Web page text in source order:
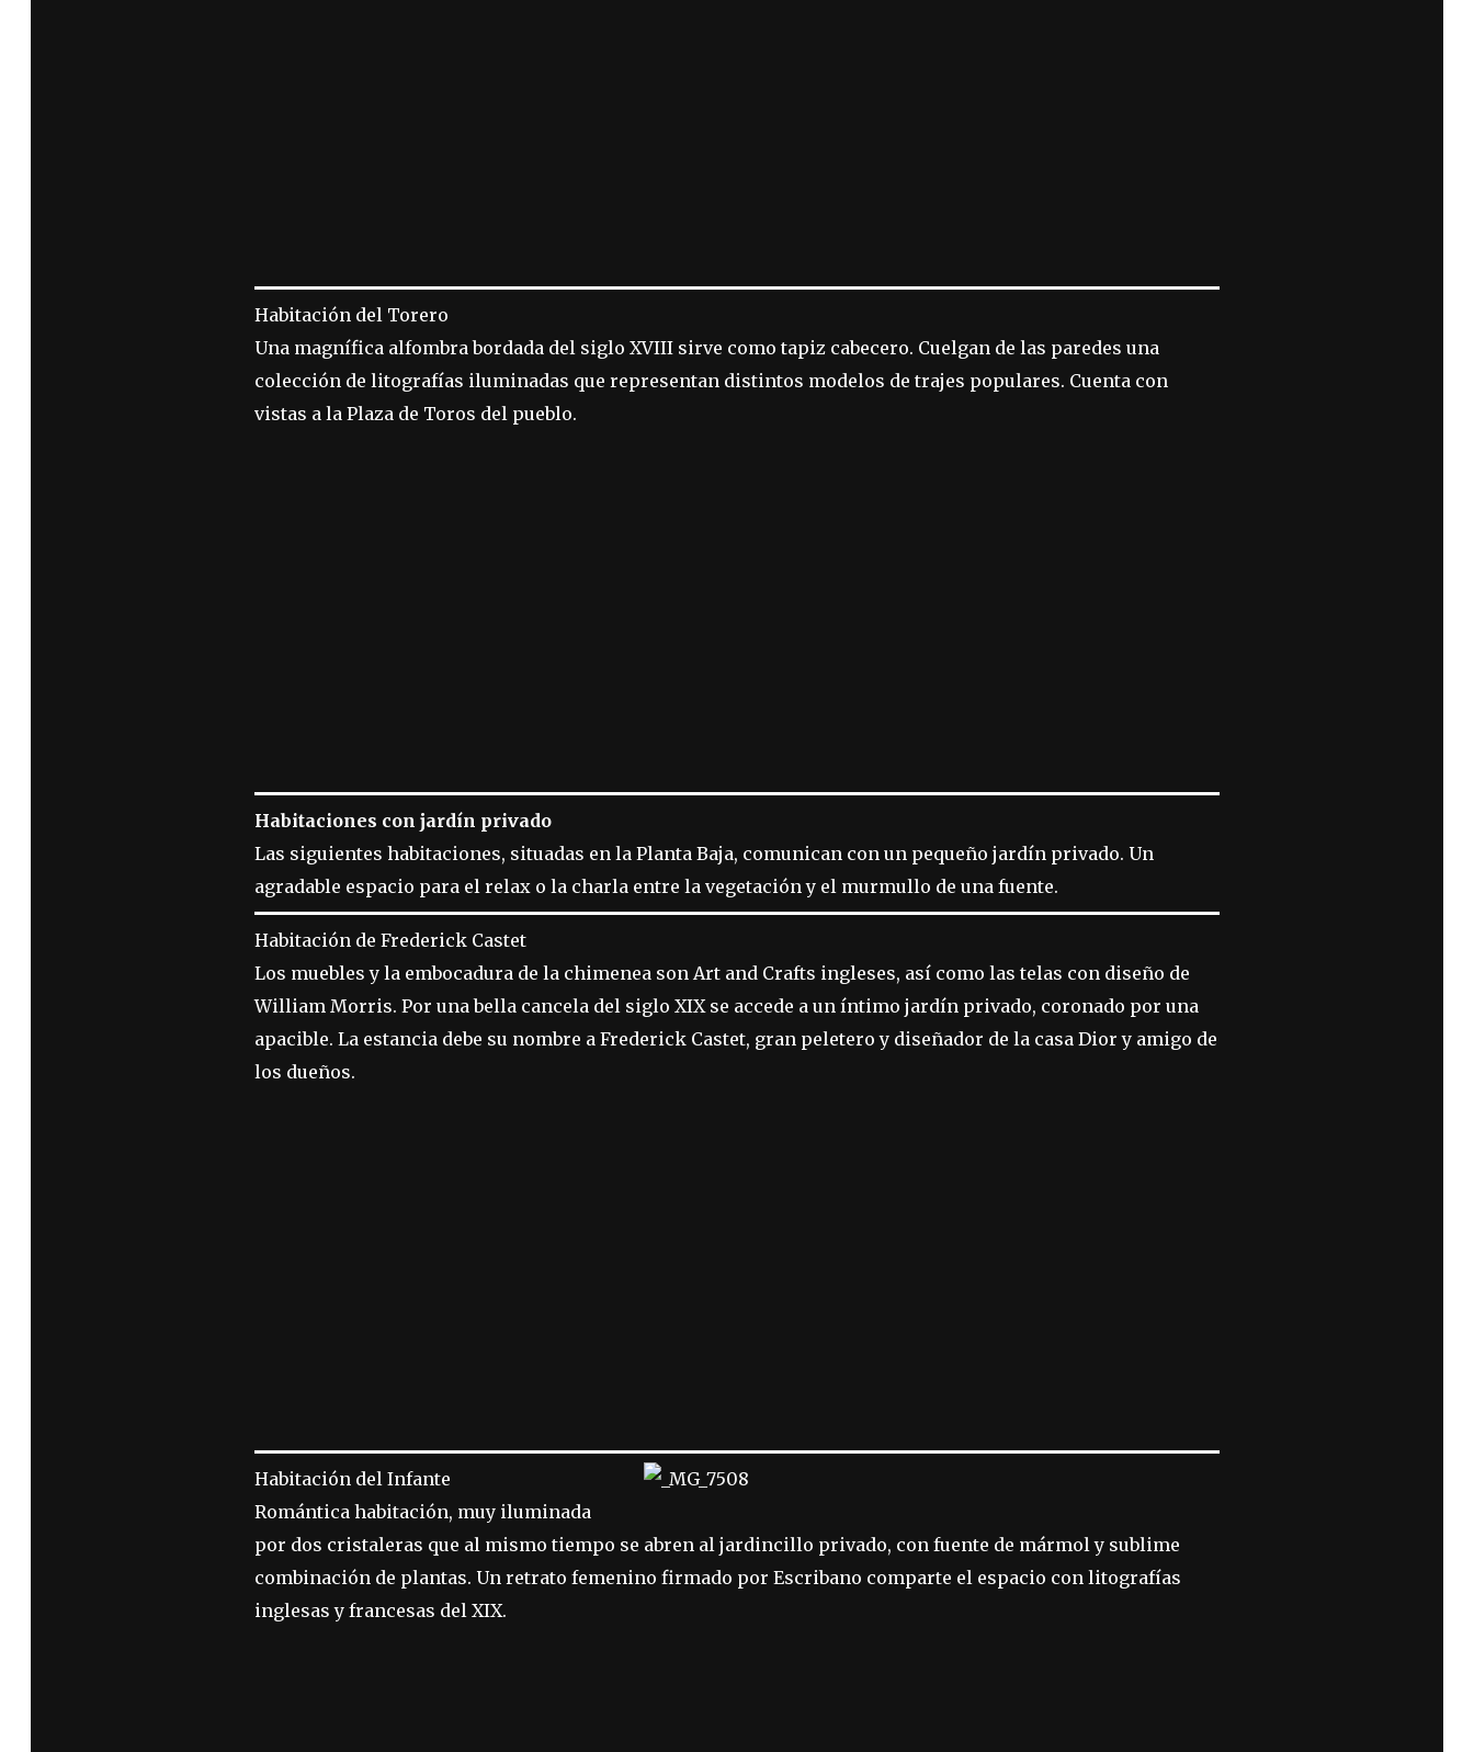
Habitación del Torero
Una magnífica alfombra bordada del siglo XVIII sirve como tapiz cabecero. Cuelgan de las paredes una
colección de litografías iluminadas que representan distintos modelos de trajes populares. Cuenta con
vistas a la Plaza de Toros del pueblo.
Habitaciones con jardín privado
Las siguientes habitaciones, situadas en la Planta Baja, comunican con un pequeño jardín privado. Un
agradable espacio para el relax o la charla entre la vegetación y el murmullo de una fuente.
Habitación de Frederick Castet
Los muebles y la embocadura de la chimenea son Art and Crafts ingleses, así como las telas con diseño de
William Morris. Por una bella cancela del siglo XIX se accede a un íntimo jardín privado, coronado por una
apacible. La estancia debe su nombre a Frederick Castet, gran peletero y diseñador de la casa Dior y amigo de
los dueños.
Habitación del Infante
Romántica habitación, muy iluminada
por dos cristaleras que al mismo tiempo se abren al jardincillo privado, con fuente de mármol y sublime
combinación de plantas. Un retrato femenino firmado por Escribano comparte el espacio con litografías
inglesas y francesas del XIX.